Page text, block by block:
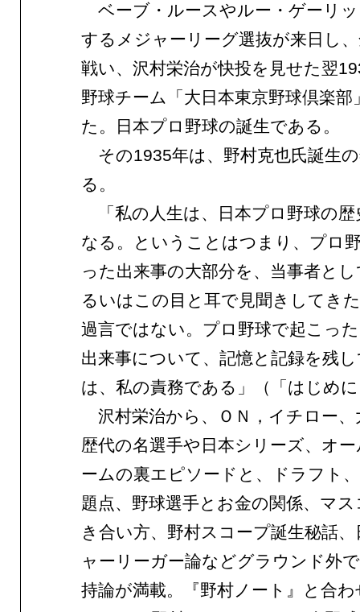
ベーブ・ルースやルー・ゲーリ
するメジャーリーグ選抜が来日し
戦い、沢村栄治が快投を見せた翌
野球チーム「大日本東京野球倶楽部
た。日本プロ野球の誕生である。
その1935年は、野村克也氏誕生
る。
「私の人生は、日本プロ野球の歴
なる。ということはつまり、プロ
った出来事の大部分を、当事者と
るいはこの目と耳で見聞きしてき
過言ではない。プロ野球で起こっ
出来事について、記憶と記録を残
は、私の責務である」（「はじめ
沢村栄治から、ＯＮ，イチロー、
歴代の名選手や日本シリーズ、オ
ームの裏エピソードと、ドラフト
題点、野球選手とお金の関係、マ
き合い方、野村スコープ誕生秘話
ャーリーガー論などグラウンド外
持論が満載。『野村ノート』と合